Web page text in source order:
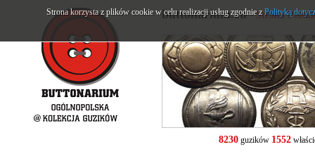
buttonarium.eu- Strona
8230guzików 1552
Strona korzysta z plików cookie w celu realizacji usług zgodnie zPolityką